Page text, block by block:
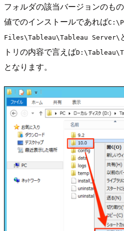
フォルダの該当バージョンのも
値でのインストールであれば
Files\Tableau\Tableau Server\
トリの内容で言えば
となります。